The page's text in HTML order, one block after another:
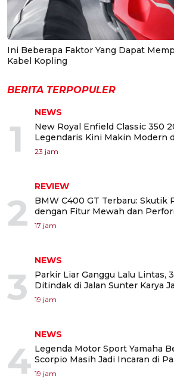
Ini Beberapa Faktor Yang Dapat
Kabel Kopling
BERITA TERPOPULER
1
NEWS
New Royal Enfield Classic 350
Legendaris Kini Makin Modern
23 jam
2
REVIEW
BMW C400 GT Terbaru: Skutik
dengan Fitur Mewah dan
17 jam
3
NEWS
Parkir Liar Ganggu Lalu Lintas,
Ditindak di Jalan Sunter Karya
19 jam
4
NEWS
Legenda Motor Sport Yamaha
Scorpio Masih Jadi Incaran di
19 jam